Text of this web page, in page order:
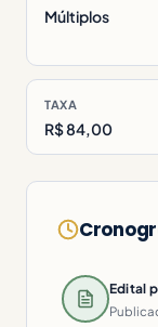
Múltiplos
TAXA
R$ 84,00
Edital